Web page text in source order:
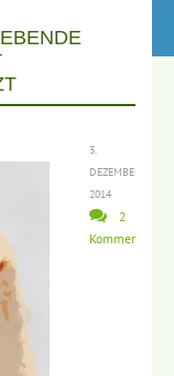
3.
DEZEMBER
2014
2
Kommentare